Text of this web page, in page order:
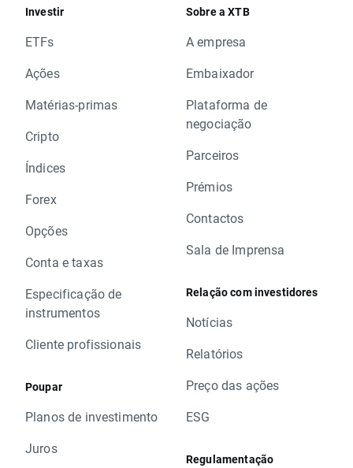
Investir
ETFs
Ações
Matérias-primas
Cripto
Índices
Forex
Opções
Conta e taxas
Especificação de
instrumentos
Cliente profissionais
Poupar
Planos de investimento
Juros
Sobre a XTB
A empresa
Embaixador
Plataforma de
negociação
Parceiros
Prémios
Contactos
Sala de Imprensa
Relação com investidores
Notícias
Relatórios
Preço das ações
ESG
Regulamentação